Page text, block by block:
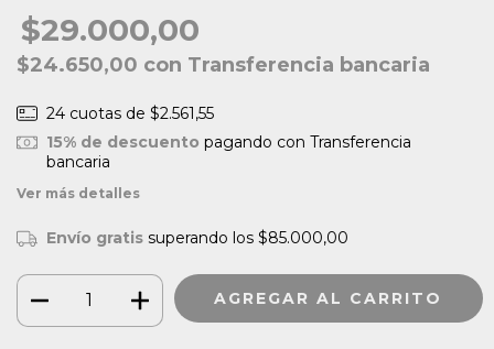
$29.000,00
$24.650,00 con Transferencia bancaria
24 cuotas de $2.561,55
15% de descuento pagando con Transferencia
bancaria
Ver más detalles
Envío gratis superando los $85.000,00